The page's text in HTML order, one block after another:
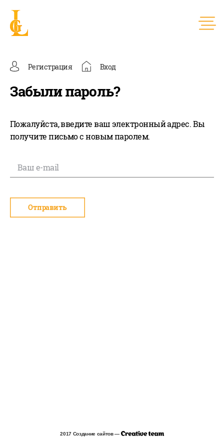
Регистрация Вход
Забыли пароль?
Пожалуйста, введите ваш электронный адрес. Вы
получите письмо с новым паролем.
Отправить
2017 Создание сайтов —